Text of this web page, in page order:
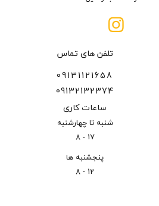
تلفن های تماس
09131121658
09132132374
ساعات کاری
شنبه تا چهارشنبه
17 - 8
پنجشنبه ها
12 - 8